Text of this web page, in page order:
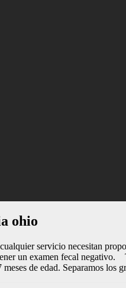
ohio
servicio necesitan
un examen fecal negativo.
de edad. Separamos